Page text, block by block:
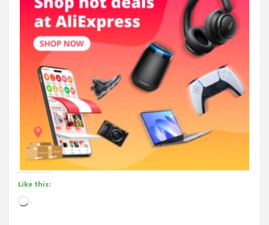
Like this:
Loading…